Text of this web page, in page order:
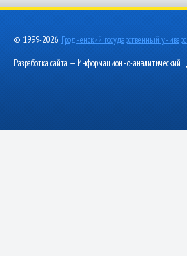
© 1999-2026, Гродненский государственный
Разработка сайта — Информационно-аналитический